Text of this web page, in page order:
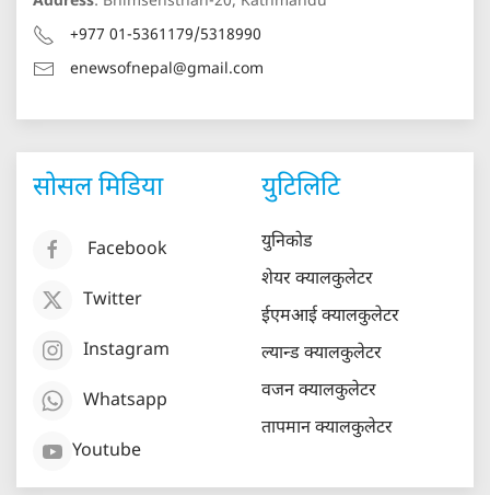
+977 01-5361179/5318990
enewsofnepal@gmail.com
सोसल मिडिया
Facebook
Twitter
Instagram
Whatsapp
Youtube
युटिलिटि
युनिकोड
शेयर क्यालकुलेटर
ईएमआई क्यालकुलेटर
ल्यान्ड क्यालकुलेटर
वजन क्यालकुलेटर
तापमान क्यालकुलेटर